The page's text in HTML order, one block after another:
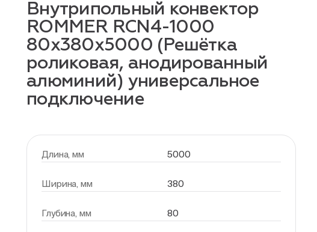
Внутрипольный конвектор
ROMMER RCN4-1000
80х380х5000 (Решётка
роликовая, анодированный
алюминий) универсальное
подключение
Длина, мм 5000
Ширина, мм 380
Глубина, мм 80